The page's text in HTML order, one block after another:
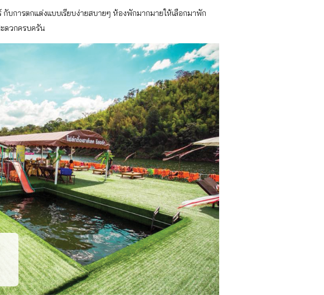
บการตกแต่งแบบเรียบง่ายสบายๆ ห้องพักมากมายให้เลือกมาพัก
ดวกครบครัน